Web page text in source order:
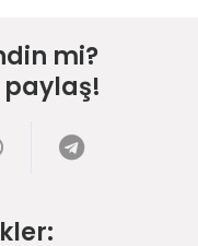
mi?